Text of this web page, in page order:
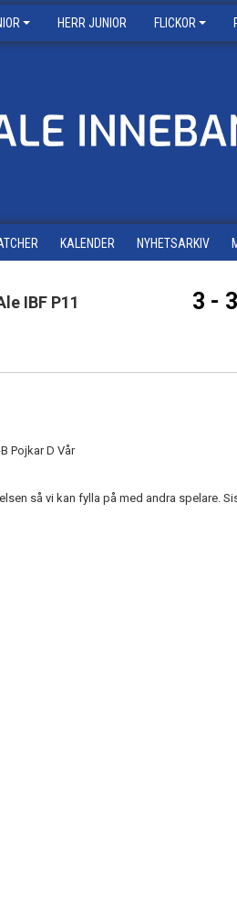
HERR JUNIOR FLICKOR
KALENDER NYHETSARKIV
IBF P11 3 - 3
Pojkar D Vår
så vi kan fylla på med andra spelare.